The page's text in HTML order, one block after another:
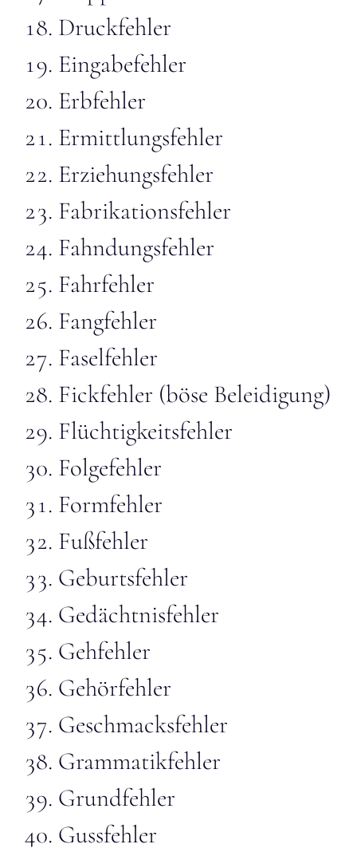
Druckfehler
Eingabefehler
Erbfehler
Ermittlungsfehler
Erziehungsfehler
Fabrikationsfehler
Fahndungsfehler
Fahrfehler
Fangfehler
Faselfehler
Fickfehler (böse Beleidigung)
Flüchtigkeitsfehler
Folgefehler
Formfehler
Fußfehler
Geburtsfehler
Gedächtnisfehler
Gehfehler
Gehörfehler
Geschmacksfehler
Grammatikfehler
Grundfehler
Gussfehler